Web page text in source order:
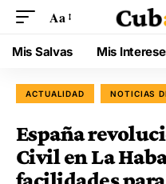
Aa
Mis Salvas Mis
ACTUALIDAD NOTICIAS
España
Civil en La